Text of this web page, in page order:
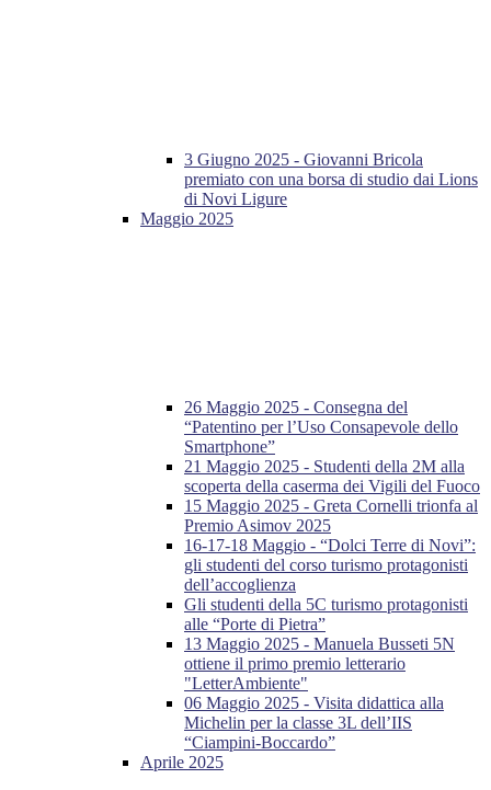
3 Giugno 2025 - Giovanni Bricola
premiato con una borsa di studio dai Lions
di Novi Ligure
Maggio 2025
26 Maggio 2025 - Consegna del
“Patentino per l’Uso Consapevole dello
Smartphone”
21 Maggio 2025 - Studenti della 2M alla
scoperta della caserma dei Vigili del Fuoco
15 Maggio 2025 - Greta Cornelli trionfa al
Premio Asimov 2025
16-17-18 Maggio - “Dolci Terre di Novi”:
gli studenti del corso turismo protagonisti
dell’accoglienza
Gli studenti della 5C turismo protagonisti
alle “Porte di Pietra”
13 Maggio 2025 - Manuela Busseti 5N
ottiene il primo premio letterario
"LetterAmbiente"
06 Maggio 2025 - Visita didattica alla
Michelin per la classe 3L dell’IIS
“Ciampini-Boccardo”
Aprile 2025